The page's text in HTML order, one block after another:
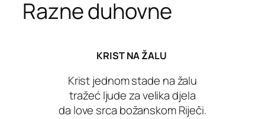
Razne duhovne
KRIST NA ŽALU
Krist jednom stade na žalu
tražeć ljude za velika djela
da love srca božanskom Riječi.